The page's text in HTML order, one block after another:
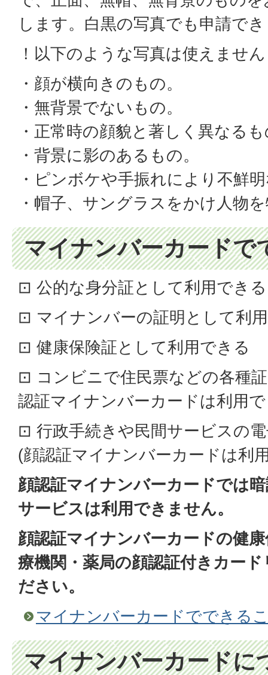
します。白黒の写真でも申請で
！以下のような写真は使えません
・顔が横向きのもの。
・無背景でないもの。
・正常時の顔貌と著しく異なる
・背景に影のあるもの。
・ピンボケや手振れにより不鮮
・帽子、サングラスをかけ人物
マイナンバーカードで
⊡ 公的な身分証として利用できる
⊡ マイナンバーの証明として利
⊡ 健康保険証として利用できる
⊡ コンビニで住民票などの各種
認証マイナンバーカードは利用
⊡ 行政手続きや民間サービスの
(顔認証マイナンバーカードは利
顔認証マイナンバーカードでは
サービスは利用できません。
顔認証マイナンバーカードの健
療機関・薬局の顔認証付きカー
ださい。
マイナンバーカードでできる
マイナンバーカードに